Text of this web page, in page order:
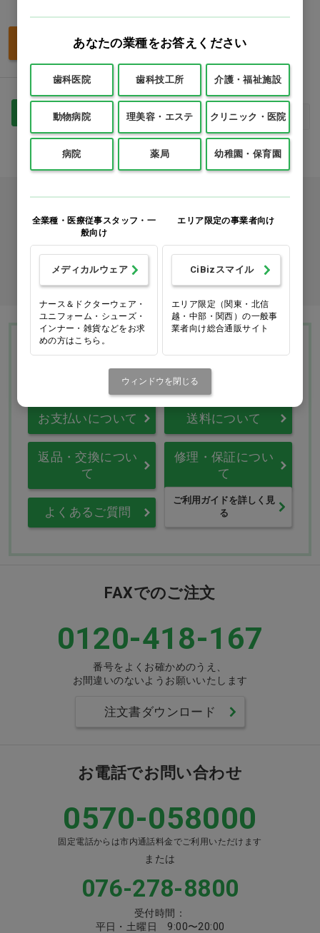
買い物カゴ
最初 前へ 次へ 最後
カタログをご利用のお客様
商品コード入力でクイックオーダー
Ciモール ウェブ通販のご利用ガイド・ヘル
プ
お支払いについて 送料について
返品・交換につい
て
修理・保証につい
て
よくあるご質問
ご利用ガイドを詳しく見
る
FAXでのご注文
0120-418-167
番号をよくお確かめのうえ、
お間違いのないようお願いいたします
注文書ダウンロード
お電話でお問い合わせ
0570-058000
固定電話からは市内通話料金でご利用いただけます
または
076-278-8800
受付時間：
平日・土曜日 9:00〜20:00
あなたの業種をお答えください
歯科医院 歯科技工所 介護・福祉施設
動物病院 理美容・エステ クリニック・医院
病院 薬局 幼稚園・保育園
全業種・医療従事スタッフ・一
般向け
メディカルウェア
ナース＆ドクターウェア・
ユニフォーム・シューズ・
インナー・雑貨などをお求
めの方はこちら。
エリア限定の事業者向け
CiBizスマイル
エリア限定（関東・北信
越・中部・関西）の一般事
業者向け総合通販サイト
ウィンドウを閉じる